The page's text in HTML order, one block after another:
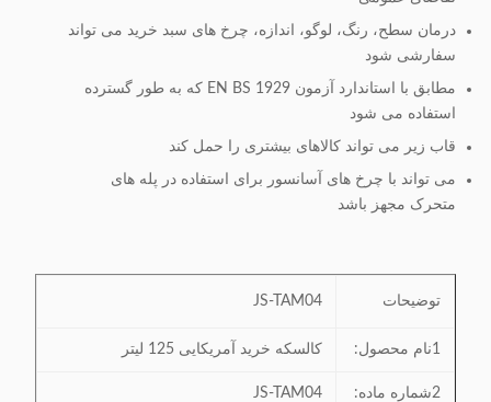
درمان سطح، رنگ، لوگو، اندازه، چرخ های سبد خرید می تواند
سفارشی شود
مطابق با استاندارد آزمون EN BS 1929 که به طور گسترده
استفاده می شود
قاب زیر می تواند کالاهای بیشتری را حمل کند
می تواند با چرخ های آسانسور برای استفاده در پله های
متحرک مجهز باشد
توضیحات JS-TAM04
1نام محصول: کالسکه خرید آمریکایی 125 لیتر
2شماره ماده: JS-TAM04